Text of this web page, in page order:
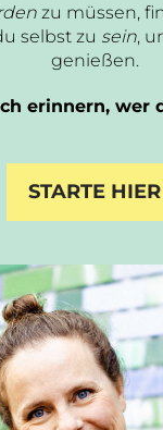
zu müssen,
selbst zu sein,
genießen.
erinnern, wer
STARTE HIER